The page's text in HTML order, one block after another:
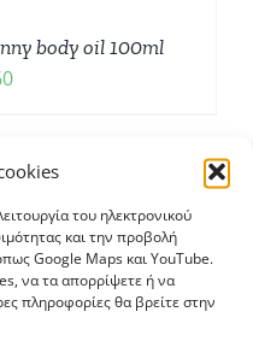
του ηλεκτρονικού
και την προβολή
Google Maps και YouTube.
να τα απορρίψετε ή να
πληροφορίες θα βρείτε στην
body oil 100ml